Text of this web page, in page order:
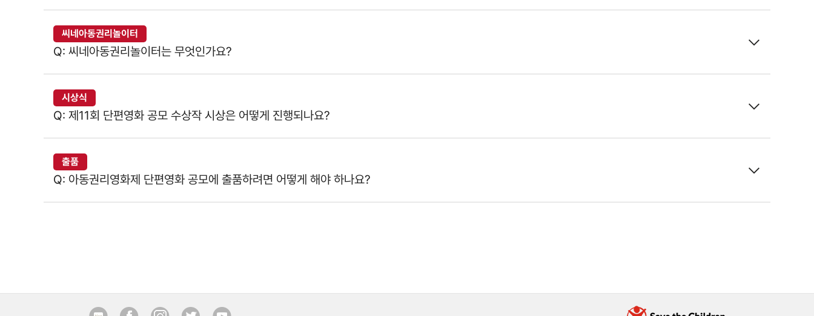
씨네아동권리놀이터
Q: 씨네아동권리놀이터는 무엇인가요?
시상식
Q: 제11회 단편영화 공모 수상작 시상은 어떻게 진행되나요?
출품
Q: 아동권리영화제 단편영화 공모에 출품하려면 어떻게 해야 하나요?